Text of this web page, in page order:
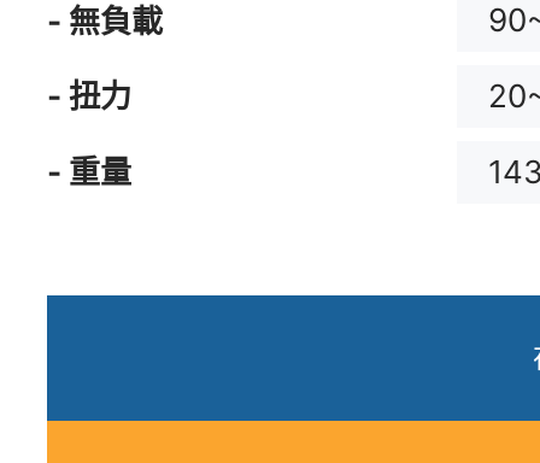
- 無負載
- 扭力
- 重量